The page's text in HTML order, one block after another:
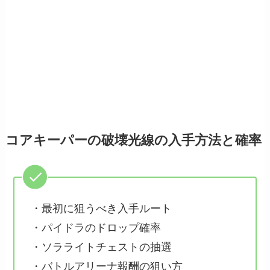
コアキーパーの破壊光線の入手方法と確率
・最初に狙うべき入手ルート
・パイドラのドロップ確率
・ソラライトチェストの抽選
・バトルアリーナ報酬の狙い方